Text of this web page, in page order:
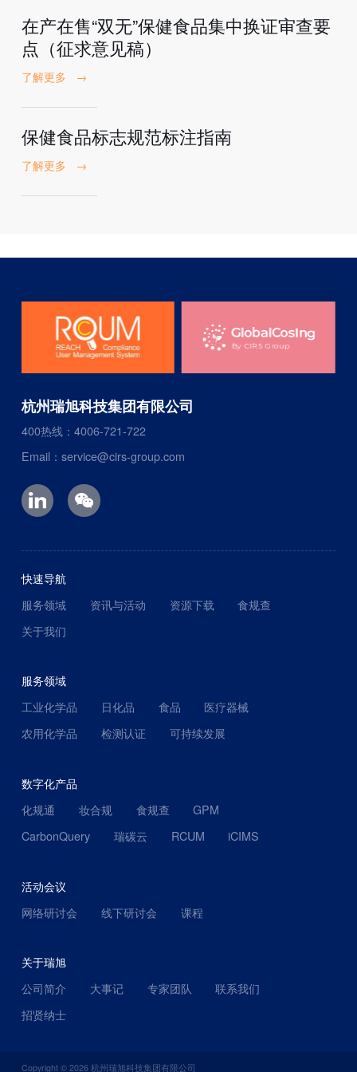
在产在售“双无”保健食品集中换证审查要
点（征求意见稿）
了解更多 →
保健食品标志规范标注指南
了解更多 →
杭州瑞旭科技集团有限公司
400热线：4006-721-722
Email：service@cirs-group.com
快速导航
服务领域
资讯与活动 资源下载
食规查
关于我们
服务领域
工业化学品
日化品 食品
医疗器械
农用化学品
检测认证 可持续发展
数字化产品
化规通
妆合规 食规查
GPM
CarbonQuery
瑞碳云 RCUM iCIMS
活动会议
网络研讨会
线下研讨会 课程
关于瑞旭
公司简介
大事记 专家团队
联系我们
招贤纳士
Copyright © 2026杭州瑞旭科技集团有限公司